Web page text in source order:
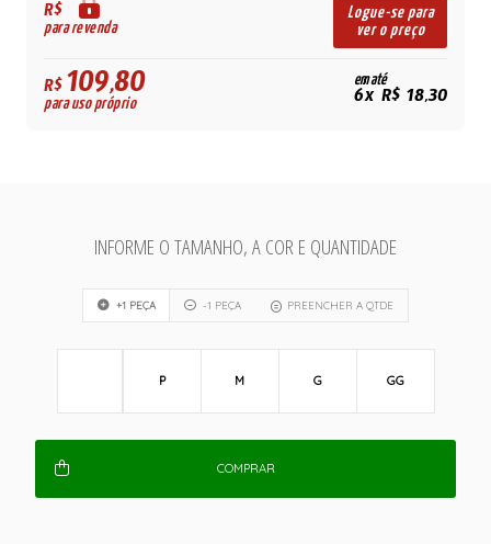
R$
para revenda
Logue-se para
ver o preço
R$109,80
para uso próprio
em até
6x R$ 18,30
INFORME O TAMANHO, A COR E QUANTIDADE
+1 PEÇA -1 PEÇA PREENCHER A QTDE
P M G GG
COMPRAR